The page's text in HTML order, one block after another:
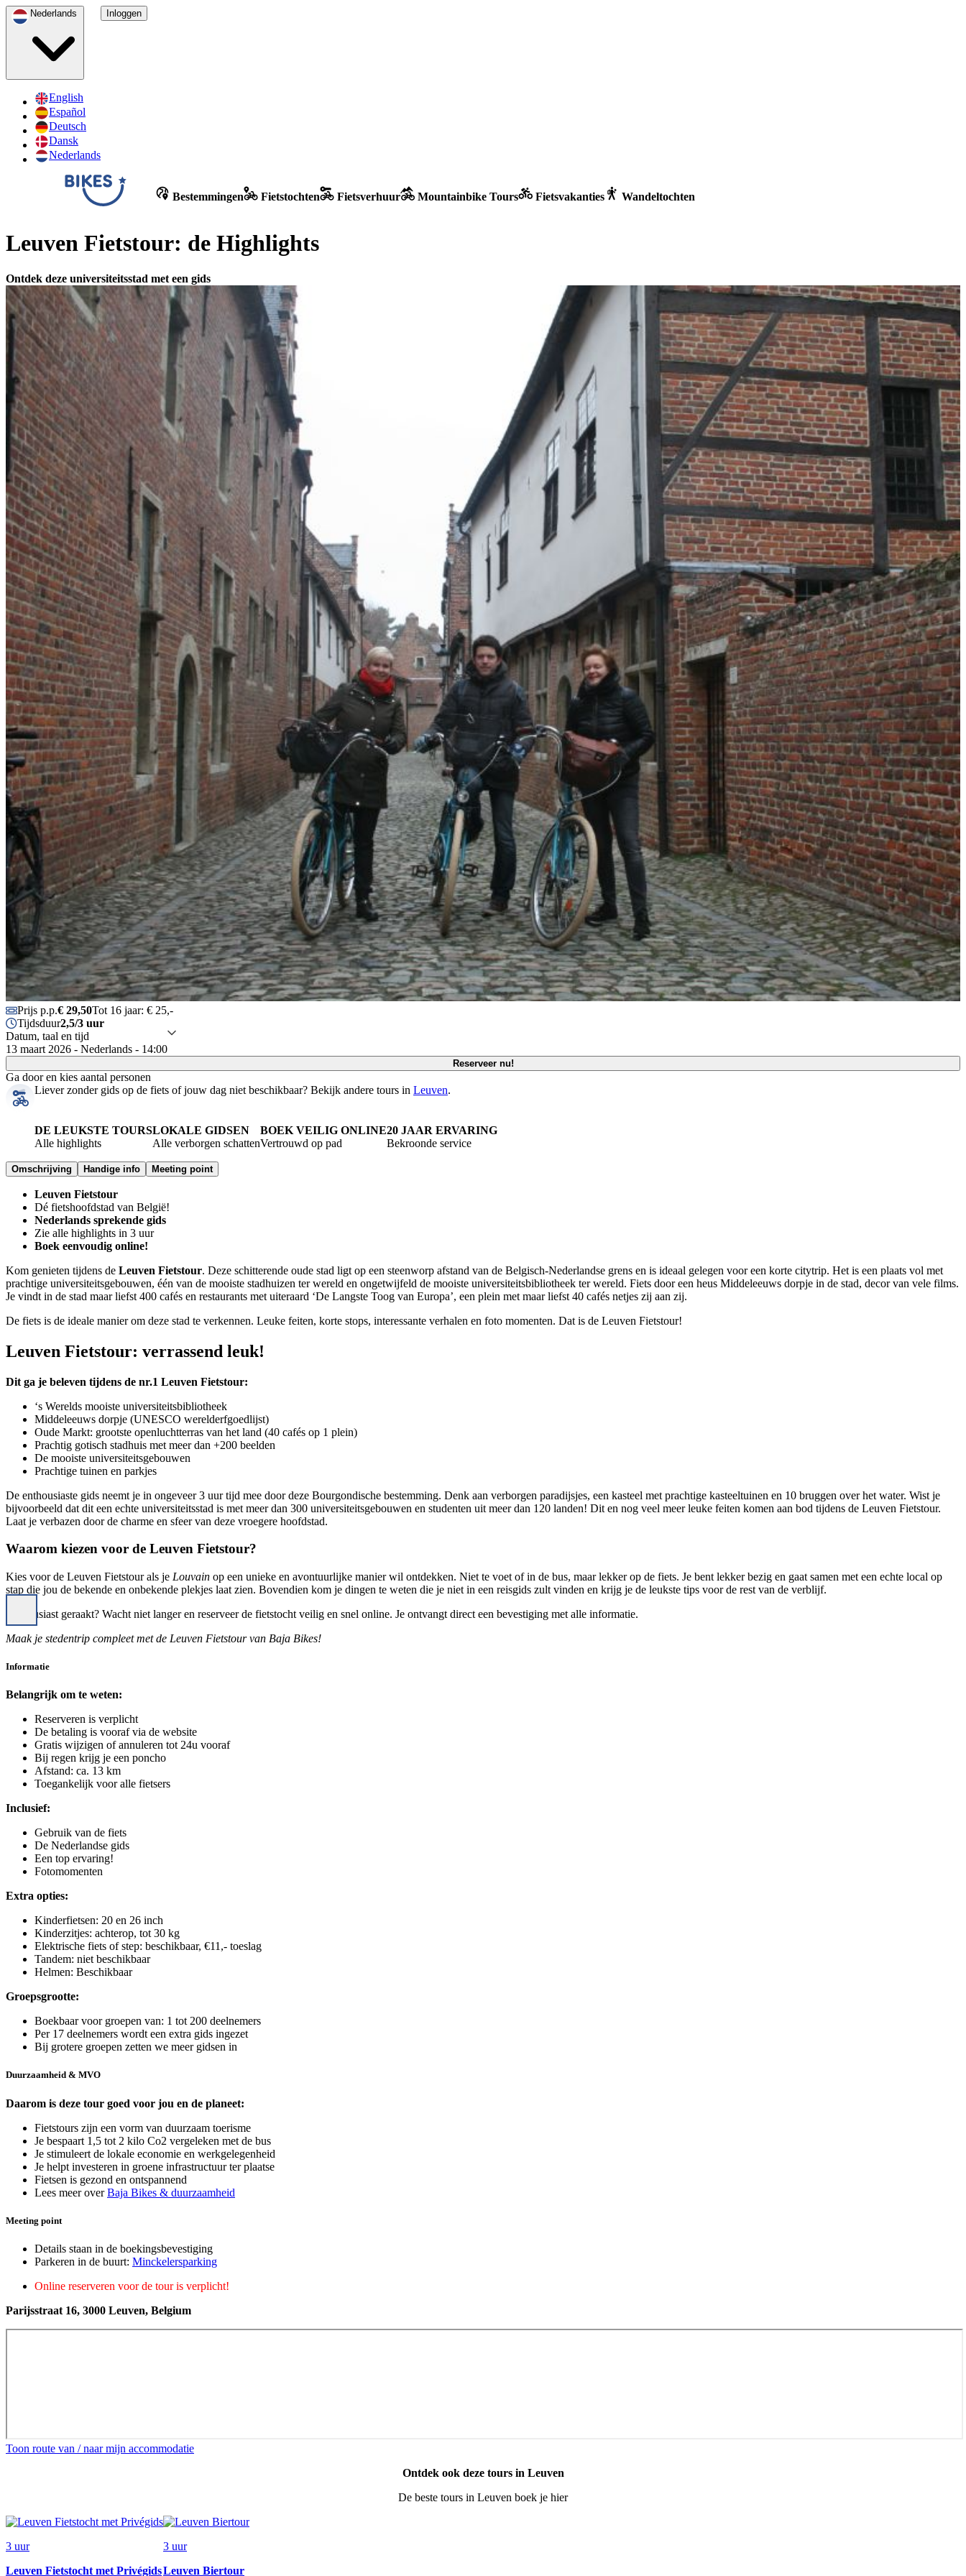
English
Español
Deutsch
Dansk
Nederlands
Inloggen
Bestemmingen Fietstochten Fietsverhuur Mountainbike Tours Fietsvakanties Wandeltochten
Leuven Fietstour: de Highlights
Ontdek deze universiteitsstad met een gids
Prijs p.p.€ 29,50Tot 16 jaar: € 25,-
Tijdsduur2,5/3 uur
Datum, taal en tijd
13 maart 2026 - Nederlands - 14:00
Reserveer nu!
Ga door en kies aantal personen
Liever zonder gids op de fiets of jouw dag niet beschikbaar? Bekijk andere tours in Leuven.
DE LEUKSTE TOURS
Alle highlights
LOKALE GIDSEN
Alle verborgen schatten
BOEK VEILIG ONLINE
Vertrouwd op pad
20 JAAR ERVARING
Bekroonde service
Omschrijving Handige info Meeting point
Leuven Fietstour
Dé fietshoofdstad van België!
Nederlands sprekende gids
Zie alle highlights in 3 uur
Boek eenvoudig online!
Kom genieten tijdens de Leuven Fietstour. Deze schitterende oude stad ligt op een steenworp afstand van de Belgisch-Nederlandse grens en is ideaal gelegen voor een korte citytrip. Het is een plaats vol met
prachtige universiteitsgebouwen, één van de mooiste stadhuizen ter wereld en ongetwijfeld de mooiste universiteitsbibliotheek ter wereld. Fiets door een heus Middeleeuws dorpje in de stad, decor van vele films.
Je vindt in de stad maar liefst 400 cafés en restaurants met uiteraard ‘De Langste Toog van Europa’, een plein met maar liefst 40 cafés netjes zij aan zij.
De fiets is de ideale manier om deze stad te verkennen. Leuke feiten, korte stops, interessante verhalen en foto momenten. Dat is de Leuven Fietstour!
Leuven Fietstour: verrassend leuk!
Dit ga je beleven tijdens de nr.1 Leuven Fietstour:
‘s Werelds mooiste universiteitsbibliotheek
Middeleeuws dorpje (UNESCO werelderfgoedlijst)
Oude Markt: grootste openluchtterras van het land (40 cafés op 1 plein)
​Prachtig gotisch stadhuis met meer dan +200 beelden
De mooiste universiteitsgebouwen
Prachtige tuinen en parkjes
De enthousiaste gids neemt je in ongeveer 3 uur tijd mee door deze Bourgondische bestemming. Denk aan verborgen paradijsjes, een kasteel met prachtige kasteeltuinen en 10 bruggen over het water. Wist je
bijvoorbeeld dat dit een echte universiteitsstad is met meer dan 300 universiteitsgebouwen en studenten uit meer dan 120 landen! Dit en nog veel meer leuke feiten komen aan bod tijdens de Leuven Fietstour.
Laat je verbazen door de charme en sfeer van deze vroegere hoofdstad.
Waarom kiezen voor de Leuven Fietstour?
Kies voor de Leuven Fietstour als je Louvain op een unieke en avontuurlijke manier wil ontdekken. Niet te voet of in de bus, maar lekker op de fiets. Je bent lekker bezig en gaat samen met een echte local op
stap die jou de bekende en onbekende plekjes laat zien. Bovendien kom je dingen te weten die je niet in een reisgids zult vinden en krijg je de leukste tips voor de rest van de verblijf.
Enthousiast geraakt? Wacht niet langer en reserveer de fietstocht veilig en snel online. Je ontvangt direct een bevestiging met alle informatie.
Maak je stedentrip compleet met de Leuven Fietstour van Baja Bikes!
Informatie
Belangrijk om te weten:
Reserveren is verplicht
De betaling is vooraf via de website
Gratis wijzigen of annuleren tot 24u vooraf
Bij regen krijg je een poncho
Afstand: ca. 13 km
Toegankelijk voor alle fietsers
Inclusief:
Gebruik van de fiets
De Nederlandse gids
Een top ervaring!
Fotomomenten
Extra opties:
Kinderfietsen: 20 en 26 inch
Kinderzitjes: achterop, tot 30 kg
Elektrische fiets of step: beschikbaar, €11,- toeslag
Tandem: niet beschikbaar
Helmen: Beschikbaar
Groepsgrootte:
Boekbaar voor groepen van: 1 tot 200 deelnemers
Per 17 deelnemers wordt een extra gids ingezet
Bij grotere groepen zetten we meer gidsen in
Duurzaamheid & MVO
Daarom is deze tour goed voor jou en de planeet:
Fietstours zijn een vorm van duurzaam toerisme
Je bespaart 1,5 tot 2 kilo Co2 vergeleken met de bus
Je stimuleert de lokale economie en werkgelegenheid
Je helpt investeren in groene infrastructuur ter plaatse
Fietsen is gezond en ontspannend
Lees meer overBaja Bikes & duurzaamheid
Meeting point
Details staan in de boekingsbevestiging
Parkeren in de buurt: Minckelersparking
Online reserveren voor de tour is verplicht!
Parijsstraat 16, 3000 Leuven, Belgium
Toon route van / naar mijn accommodatie
Ontdek ook deze tours in Leuven
De beste tours in Leuven boek je hier
3 uur
Leuven Fietstocht met Privégids
3 uur
Leuven Biertour